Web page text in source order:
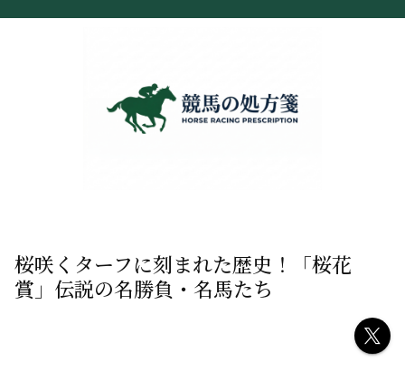
桜咲くターフに刻まれた歴史！「桜花
賞」伝説の名勝負・名馬たち